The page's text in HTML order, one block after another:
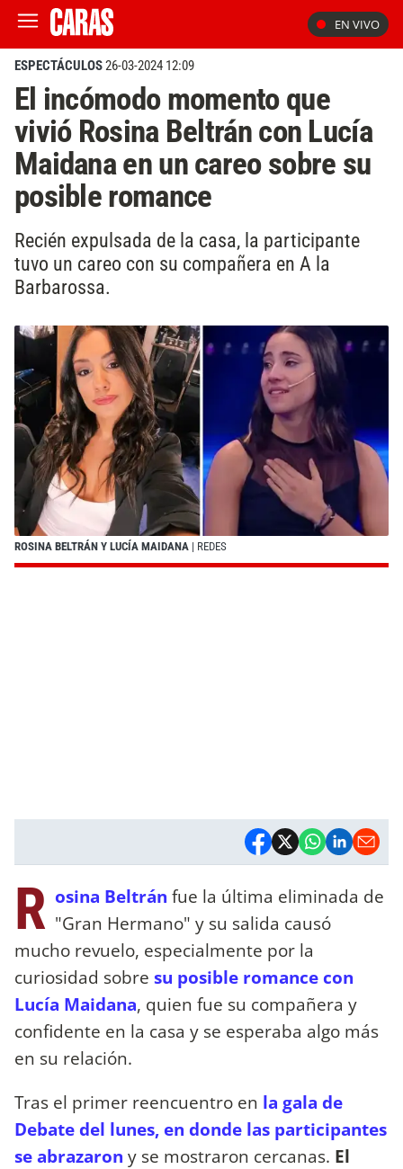
EN VIVO
ESPECTÁCULOS26-03-2024 12:09
El incómodo momento que
vivió Rosina Beltrán con Lucía
Maidana en un careo sobre su
posible romance
Recién expulsada de la casa, la participante
tuvo un careo con su compañera en A la
Barbarossa.
ROSINA BELTRÁN Y LUCÍA MAIDANA | REDES
R osina Beltrán fue la última eliminada de
"Gran Hermano" y su salida causó
mucho revuelo, especialmente por la
curiosidad sobre su posible romance con
Lucía Maidana, quien fue su compañera y
confidente en la casa y se esperaba algo más
en su relación.
Tras el primer reencuentro en la gala de
Debate del lunes, en donde las participantes
se abrazaron y se mostraron cercanas. El